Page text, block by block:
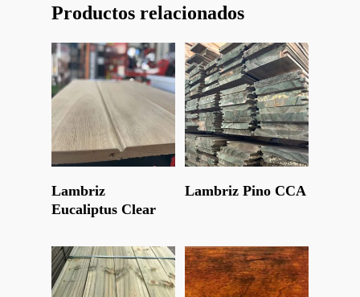
Productos relacionados
Leer Más
Lambriz
Eucaliptus Clear
Leer Más
Lambriz Pino CCA